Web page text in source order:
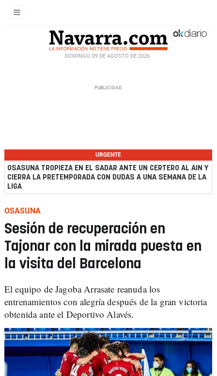
DOMINGO, 09 DE AGOSTO DE 2026
URGENTE
OSASUNA TROPIEZA EN EL SADAR ANTE UN CERTERO AL AIN Y
CIERRA LA PRETEMPORADA CON DUDAS A UNA SEMANA DE LA
LIGA
OSASUNA
Sesión de recuperación en
Tajonar con la mirada puesta en
la visita del Barcelona
El equipo de Jagoba Arrasate reanuda los
entrenamientos con alegría después de la gran victoria
obtenida ante el Deportivo Alavés.